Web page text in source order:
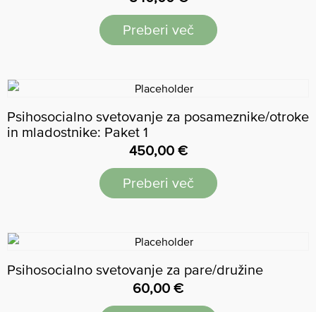
Preberi več
Psihosocialno svetovanje za posameznike/otroke
in mladostnike: Paket 1
450,00 €
Preberi več
Psihosocialno svetovanje za pare/družine
60,00 €